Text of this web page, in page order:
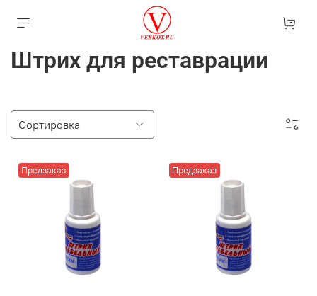
Штрих для реставрации
Предзаказ Предзаказ